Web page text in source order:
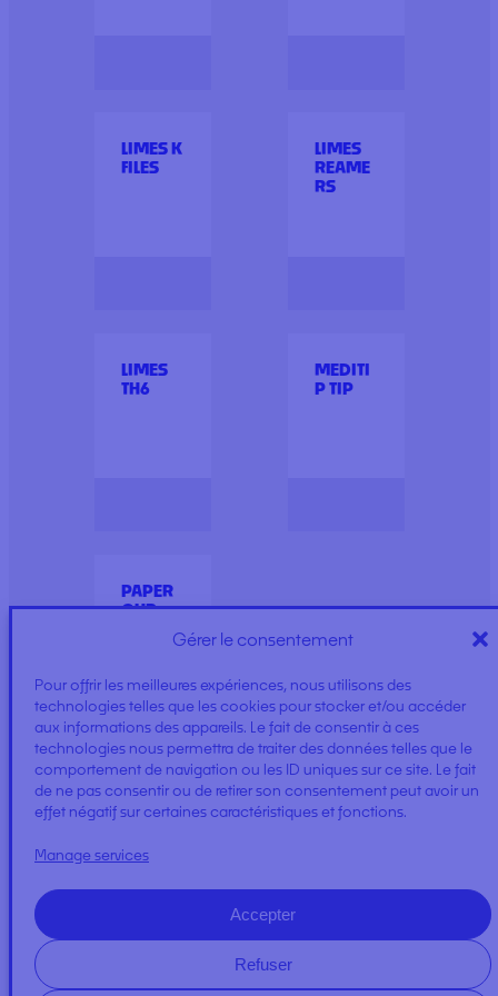
Gérer le consentement
Pour offrir les meilleures expériences, nous utilisons des
technologies telles que les cookies pour stocker et/ou accéder
aux informations des appareils. Le fait de consentir à ces
technologies nous permettra de traiter des données telles que le
comportement de navigation ou les ID uniques sur ce site. Le fait
de ne pas consentir ou de retirer son consentement peut avoir un
effet négatif sur certaines caractéristiques et fonctions.
Manage services
Accepter
Refuser
LIMES K
FILES
LIMES
REAME
RS
LIMES
TH6
MEDITI
P TIP
PAPER
CUP